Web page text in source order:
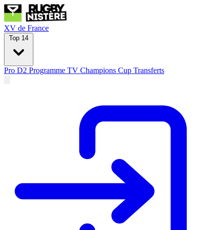
XV de France
Top 14
Pro D2 Programme TV Champions Cup Transferts